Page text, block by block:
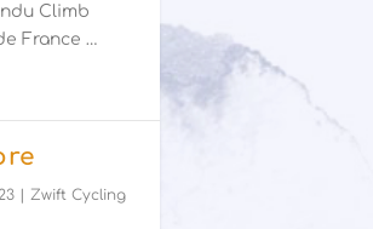
Climb
France …
Zwift Cycling